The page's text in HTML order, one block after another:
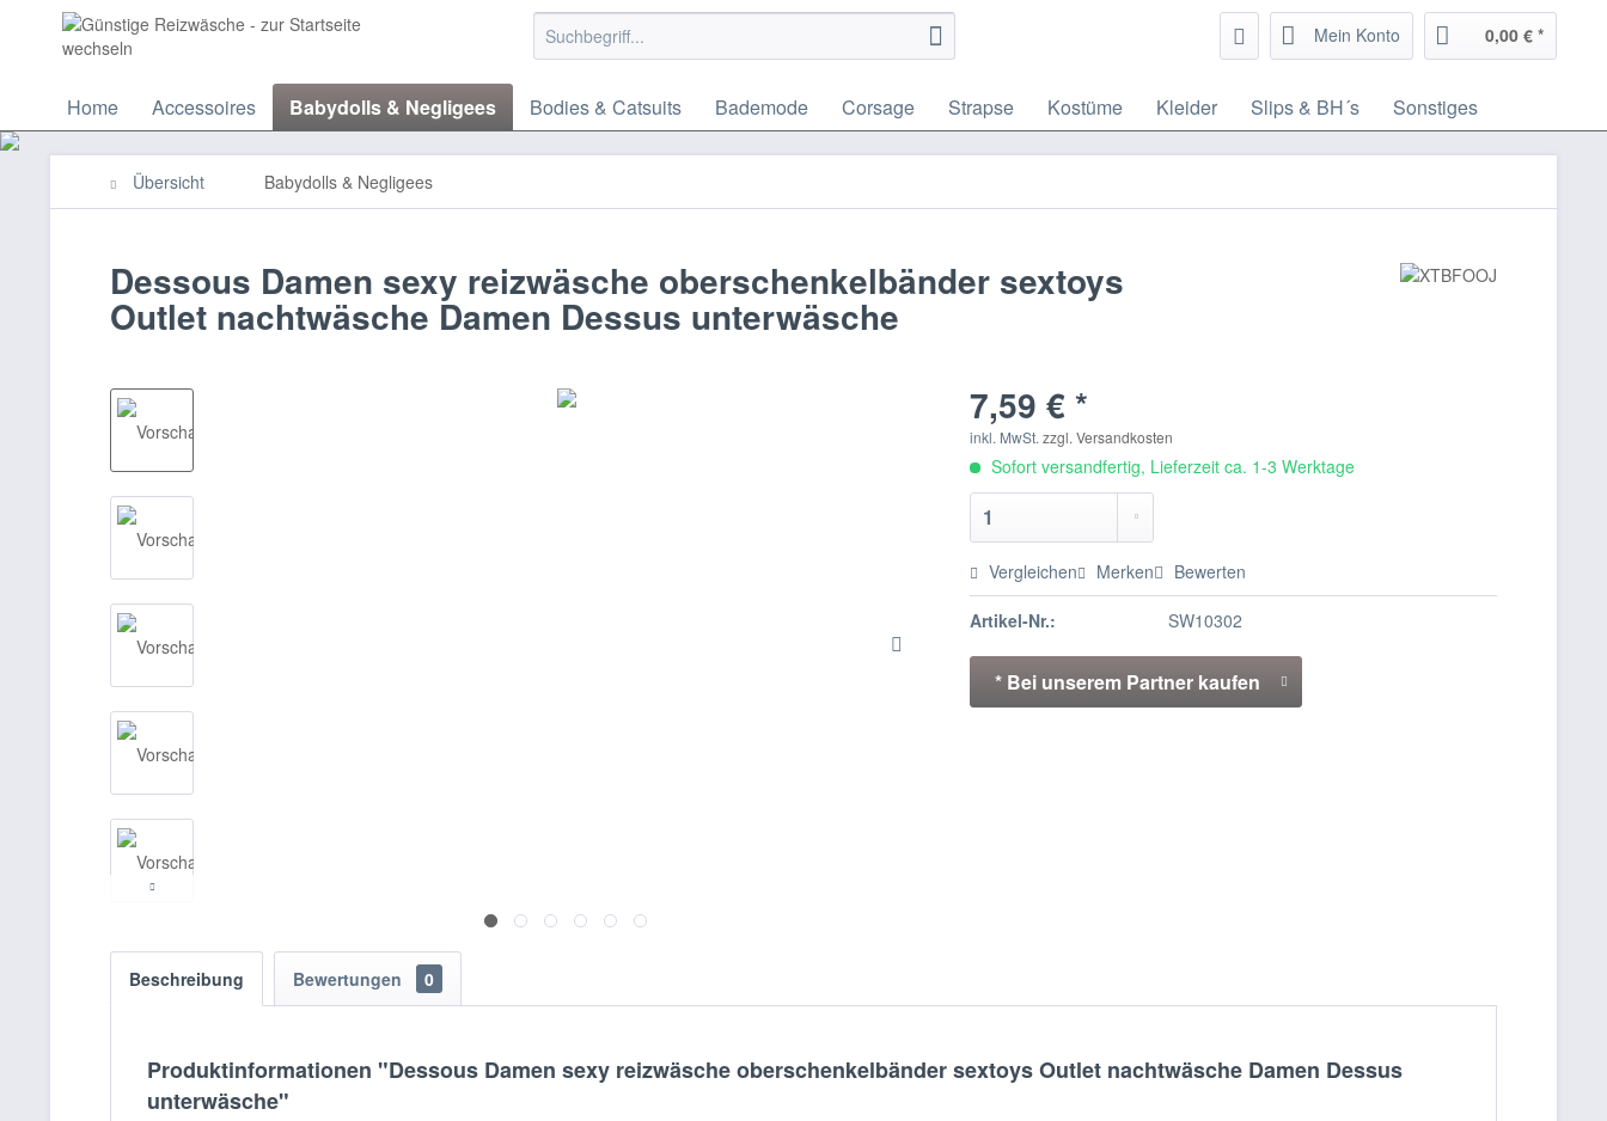
Mein Konto 0,00 € *
Home Accessoires Babydolls & Negligees Bodies & Catsuits Bademode Corsage Strapse Kostüme Kleider Slips & BH´s Sonstiges
Übersicht Babydolls & Negligees
Dessous Damen sexy reizwäsche oberschenkelbänder sextoys
Outlet nachtwäsche Damen Dessus unterwäsche
7,59 € *
inkl. MwSt.zzgl. Versandkosten
Sofort versandfertig, Lieferzeit ca. 1-3 Werktage
Vergleichen Merken Bewerten
Artikel-Nr.: SW10302
* Bei unserem Partner kaufen
Beschreibung Bewertungen 0
Produktinformationen "Dessous Damen sexy reizwäsche oberschenkelbänder sextoys Outlet nachtwäsche Damen Dessus
unterwäsche"